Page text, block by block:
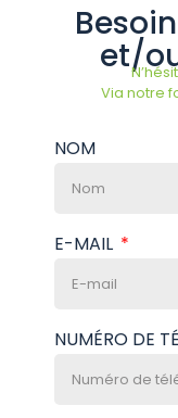
et/
Via notre
NOM
E-MAIL
NUMÉRO DE